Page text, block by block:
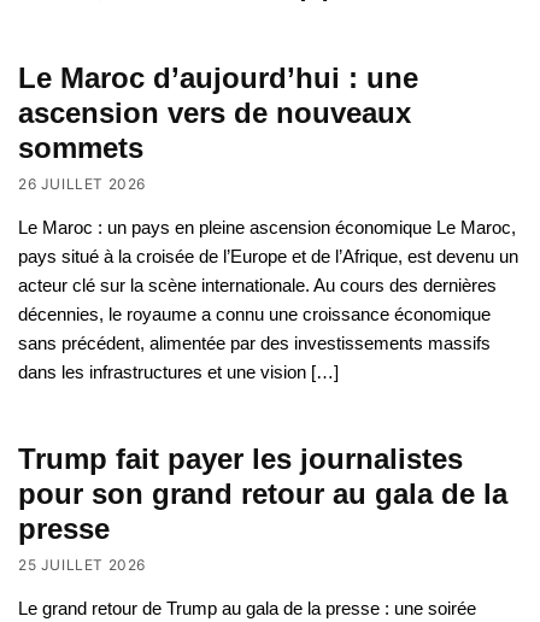
Le Maroc d’aujourd’hui : une
ascension vers de nouveaux
sommets
26 JUILLET 2026
Le Maroc : un pays en pleine ascension économique Le Maroc,
pays situé à la croisée de l’Europe et de l’Afrique, est devenu un
acteur clé sur la scène internationale. Au cours des dernières
décennies, le royaume a connu une croissance économique
sans précédent, alimentée par des investissements massifs
dans les infrastructures et une vision […]
Trump fait payer les journalistes
pour son grand retour au gala de la
presse
25 JUILLET 2026
Le grand retour de Trump au gala de la presse : une soirée